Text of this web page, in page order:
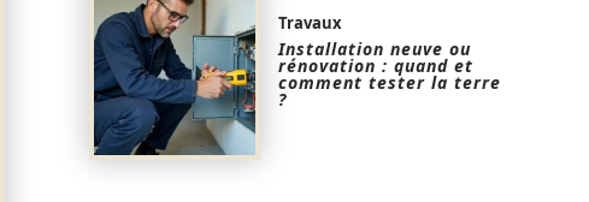
Travaux
Installation neuve ou
rénovation : quand et
comment tester la terre
?